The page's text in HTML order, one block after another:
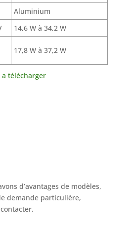
Aluminium
14,6 W à 34,2 W
17,8 W à 37,2 W
télécharger
d’avantages de modèles,
demande particulière,